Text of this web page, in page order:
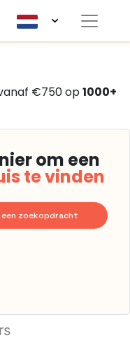
€750 op1000+
om een
te vinden
zoekopdracht